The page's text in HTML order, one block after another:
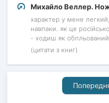
Михайло Веллер.
характер у мене
навпаки. як це
- ходиш як
(цитати з книг)